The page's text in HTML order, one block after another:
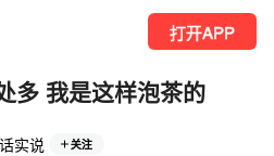
打开APP
多 我是这样泡茶的
实说 关注